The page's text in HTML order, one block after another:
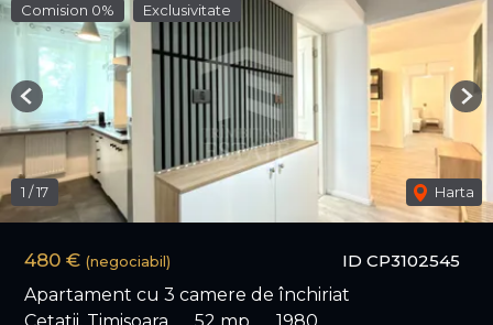
ID CP3102545
480 € (negociabil)
Apartament cu 3 camere de închiriat
Comision 0% Exclusivitate
1 /17 Harta
Previous